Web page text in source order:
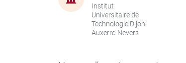
Institut
Universitaire de
Technologie Dijon-
Auxerre-Nevers